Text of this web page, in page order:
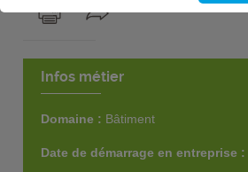
Infos métier
Domaine : Bâtiment
Date de démarrage en entreprise :